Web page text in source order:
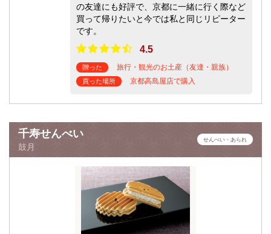
の友達にも好評で、京都に一緒に行く際など
買って帰りたいと今では私と同じリピーター
です。
4.5
贈った 旅行・観光のお土産（友達・親族）
買った場所 京都高島屋店で購入
千寿せんべい
鼓月
せんべい・あられ